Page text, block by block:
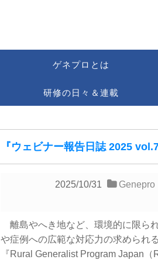
ゲネプロとは
研修の日々＆連載
『ウェビナー報告日誌 2025
2025/10/31 Genepro
離島やへき地など、環境的に限ら
や症例への広範な対応力の求められ
『Rural Generalist Program Japan